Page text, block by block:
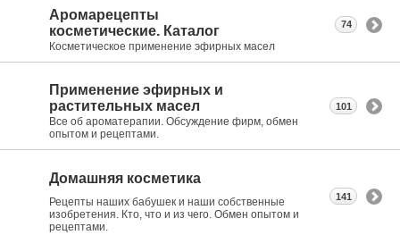
Аромарецепты
косметические. Каталог
Косметическое применение эфирных масел
74
Применение эфирных и
растительных масел
Все об ароматерапии. Обсуждение фирм, обмен
опытом и рецептами.
101
Домашняя косметика
Рецепты наших бабушек и наши собственные
изобретения. Кто, что и из чего. Обмен опытом и
рецептами.
141